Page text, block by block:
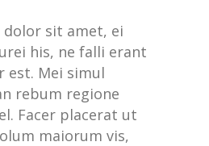
dolor sit amet, ei
his, ne falli erant
est. Mei simul
rebum regione
Facer placerat ut
maiorum vis,